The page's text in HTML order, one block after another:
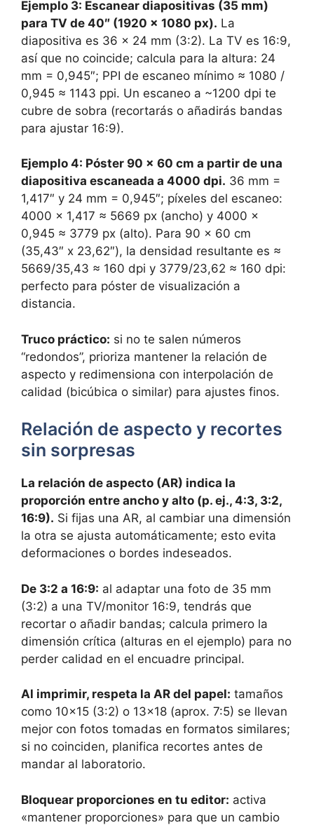
Ejemplo 3: Escanear diapositivas (35 mm)
para TV de 40″ (1920 x 1080 px). La
diapositiva es 36 x 24 mm (3:2). La TV es 16:9,
así que no coincide; calcula para la altura: 24
mm = 0,945″; PPI de escaneo mínimo ≈ 1080 /
0,945 ≈ 1143 ppi. Un escaneo a ~1200 dpi te
cubre de sobra (recortarás o añadirás bandas
para ajustar 16:9).
Ejemplo 4: Póster 90 x 60 cm a partir de una
diapositiva escaneada a 4000 dpi. 36 mm =
1,417″ y 24 mm = 0,945″; píxeles del escaneo:
4000 x 1,417 ≈ 5669 px (ancho) y 4000 x
0,945 ≈ 3779 px (alto). Para 90 x 60 cm
(35,43″ x 23,62″), la densidad resultante es ≈
5669/35,43 ≈ 160 dpi y 3779/23,62 ≈ 160 dpi:
perfecto para póster de visualización a
distancia.
Truco práctico: si no te salen números
“redondos”, prioriza mantener la relación de
aspecto y redimensiona con interpolación de
calidad (bicúbica o similar) para ajustes finos.
Relación de aspecto y recortes
sin sorpresas
La relación de aspecto (AR) indica la
proporción entre ancho y alto (p. ej., 4:3, 3:2,
16:9). Si fijas una AR, al cambiar una dimensión
la otra se ajusta automáticamente; esto evita
deformaciones o bordes indeseados.
De 3:2 a 16:9: al adaptar una foto de 35 mm
(3:2) a una TV/monitor 16:9, tendrás que
recortar o añadir bandas; calcula primero la
dimensión crítica (alturas en el ejemplo) para no
perder calidad en el encuadre principal.
Al imprimir, respeta la AR del papel: tamaños
como 10×15 (3:2) o 13×18 (aprox. 7:5) se llevan
mejor con fotos tomadas en formatos similares;
si no coinciden, planifica recortes antes de
mandar al laboratorio.
Bloquear proporciones en tu editor: activa
«mantener proporciones» para que un cambio